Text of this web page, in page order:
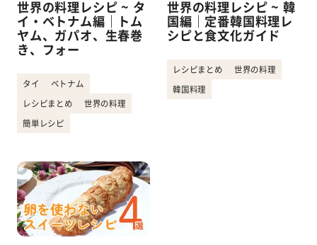
世界の料理レシピ ~ タ
イ・ベトナム編｜トム
ヤム、ガパオ、生春巻
き、フォー
タイ ベトナム
レシピまとめ 世界の料理
簡単レシピ
世界の料理レシピ ~ 韓
国編｜定番韓国料理レ
シピと食文化ガイド
レシピまとめ 世界の料理
韓国料理